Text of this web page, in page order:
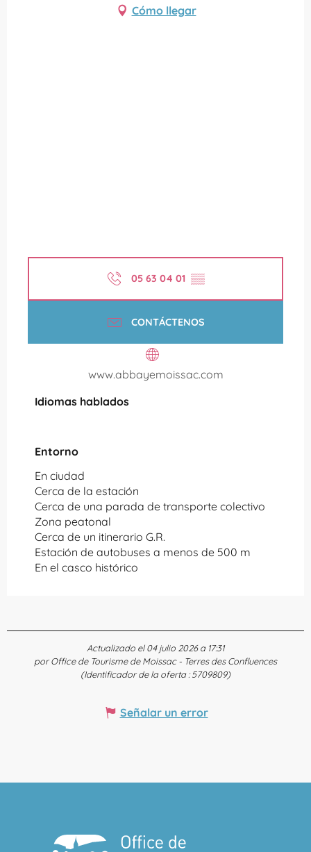
Cómo llegar
05 63 04 01 ▒▒
CONTÁCTENOS
www.abbayemoissac.com
Idiomas hablados
Idiomas hablados
Entorno
Entorno
En ciudad
Cerca de la estación
Cerca de una parada de transporte colectivo
Zona peatonal
Cerca de un itinerario G.R.
Estación de autobuses a menos de 500 m
En el casco histórico
Actualizado el 04 julio 2026 a 17:31
por Office de Tourisme de Moissac - Terres des Confluences
(Identificador de la oferta :5709809)
Señalar un error